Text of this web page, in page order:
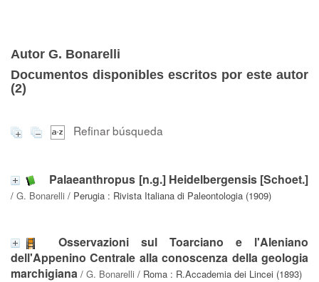
Autor G. Bonarelli
Documentos disponibles escritos por este autor
(2)
Refinar búsqueda
Palaeanthropus [n.g.] Heidelbergensis [Schoet.]
/ G. Bonarelli / Perugia : Rivista Italiana di Paleontologia (1909)
Osservazioni sul Toarciano e l'Aleniano
dell'Appenino Centrale alla conoscenza della geologia
marchigiana / G. Bonarelli / Roma : R.Accademia dei Lincei (1893)